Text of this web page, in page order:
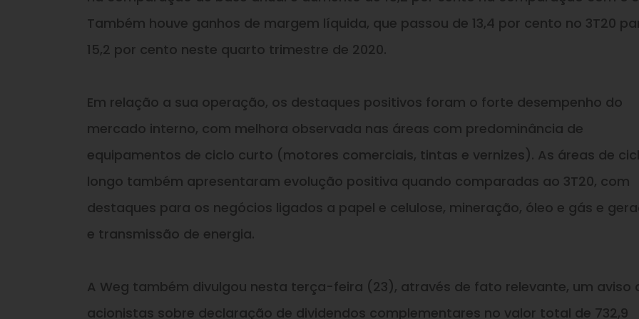
Também houve ganhos de margem líquida, que passou de 13,4 por cento no 3T20
15,2 por cento neste quarto trimestre de 2020.
Em relação a sua operação, os destaques positivos foram o forte desempenho do
mercado interno, com melhora observada nas áreas com predominância de
equipamentos de ciclo curto (motores comerciais, tintas e vernizes). As áreas de
longo também apresentaram evolução positiva quando comparadas ao 3T20, com
destaques para os negócios ligados a papel e celulose, mineração, óleo e gás e
e transmissão de energia.
A Weg também divulgou nesta terça-feira (23), através de fato relevante, um aviso
acionistas sobre declaração de dividendos complementares no valor total de 732,9